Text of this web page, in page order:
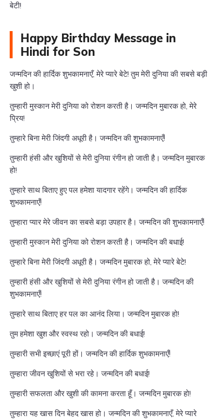
बेटी!
Happy Birthday Message in
Hindi for Son
जन्मदिन की हार्दिक शुभकामनाएँ, मेरे प्यारे बेटे! तुम मेरी दुनिया की सबसे बड़ी
खुशी हो।
तुम्हारी मुस्कान मेरी दुनिया को रोशन करती है। जन्मदिन मुबारक हो, मेरे
प्रिय!
तुम्हारे बिना मेरी जिंदगी अधूरी है। जन्मदिन की शुभकामनाएँ!
तुम्हारी हंसी और खुशियों से मेरी दुनिया रंगीन हो जाती है। जन्मदिन मुबारक
हो!
तुम्हारे साथ बिताए हुए पल हमेशा यादगार रहेंगे। जन्मदिन की हार्दिक
शुभकामनाएँ!
तुम्हारा प्यार मेरे जीवन का सबसे बड़ा उपहार है। जन्मदिन की शुभकामनाएँ!
तुम्हारी मुस्कान मेरी दुनिया को रोशन करती है। जन्मदिन की बधाई!
तुम्हारे बिना मेरी जिंदगी अधूरी है। जन्मदिन मुबारक हो, मेरे प्यारे बेटे!
तुम्हारी हंसी और खुशियों से मेरी दुनिया रंगीन हो जाती है। जन्मदिन की
शुभकामनाएँ!
तुम्हारे साथ बिताए हर पल का आनंद लिया। जन्मदिन मुबारक हो!
तुम हमेशा खुश और स्वस्थ रहो। जन्मदिन की बधाई!
तुम्हारी सभी इच्छाएं पूरी हों। जन्मदिन की हार्दिक शुभकामनाएँ!
तुम्हारा जीवन खुशियों से भरा रहे। जन्मदिन की बधाई!
तुम्हारी सफलता और खुशी की कामना करता हूँ। जन्मदिन मुबारक हो!
तुम्हारा यह खास दिन बेहद खास हो। जन्मदिन की शुभकामनाएँ, मेरे प्यारे